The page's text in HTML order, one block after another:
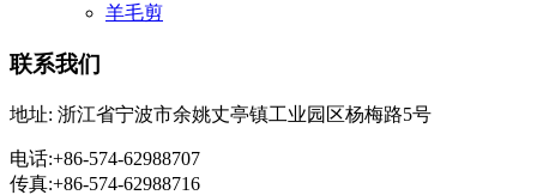
羊毛剪
联系我们
地址: 浙江省宁波市余姚丈亭镇工业园区杨梅路5号
电话:+86-574-62988707
传真:+86-574-62988716